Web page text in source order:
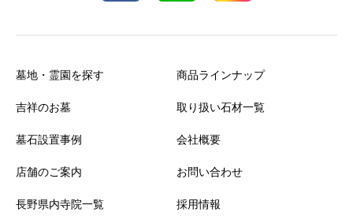
墓地・霊園を探す
吉祥のお墓
墓石設置事例
店舗のご案内
長野県内寺院一覧
商品ラインナップ
取り扱い石材一覧
会社概要
お問い合わせ
採用情報